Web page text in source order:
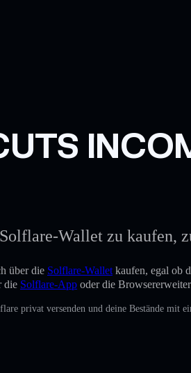
Wallet zu kaufen,
über die Solflare-Wallet kaufen, egal ob
die Solflare-App oder die
privat versenden und deine Bestände mit